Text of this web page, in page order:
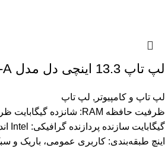
لپ تاپ 13.3 اینچی دل مدل Inspiron 7306-A
لپ تاپ و کامپیوتر , لپ تاپ
اینچ طبقه‌بندی: کاربری عمومی، باریک و